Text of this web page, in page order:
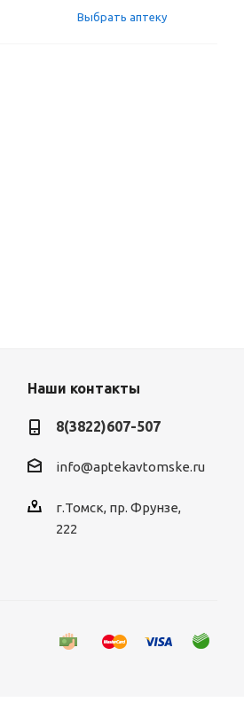
Выбрать аптеку
Наши контакты
8(3822)607-507
info@aptekavtomske.ru
г.Томск, пр. Фрунзе,
222